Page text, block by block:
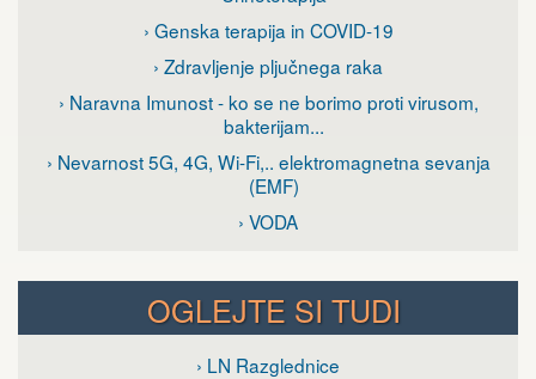
› Genska terapija in COVID-19
› Zdravljenje pljučnega raka
› Naravna Imunost - ko se ne borimo proti virusom,
bakterijam...
› Nevarnost 5G, 4G, Wi-Fi,.. elektromagnetna sevanja
(EMF)
› VODA
OGLEJTE SI TUDI
› LN Razglednice